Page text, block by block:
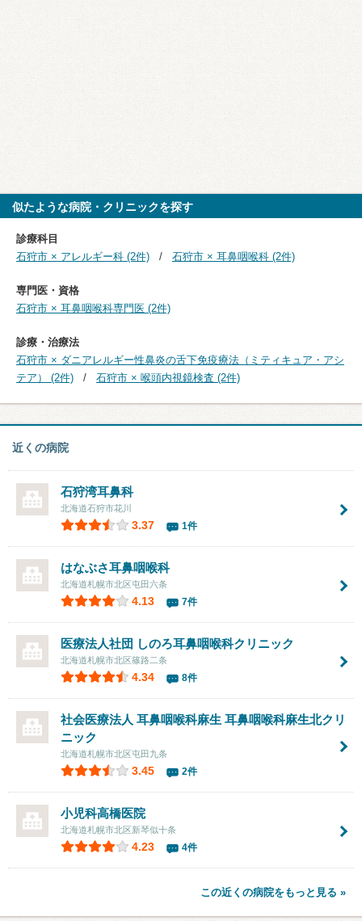
似たような病院・クリニックを探す
診療科目
石狩市 × アレルギー科 (2件)
石狩市 × 耳鼻咽喉科 (2件)
専門医・資格
石狩市 × 耳鼻咽喉科専門医 (2件)
診療・治療法
石狩市 × ダニアレルギー性鼻炎の舌下免疫療法（ミティキュア・アシ
テア） (2件)
石狩市 × 喉頭内視鏡検査 (2件)
近くの病院
石狩湾耳鼻科
北海道石狩市花川
3.37 1件
はなぶさ耳鼻咽喉科
北海道札幌市北区屯田六条
4.13 7件
医療法人社団 しのろ耳鼻咽喉科クリニック
北海道札幌市北区篠路二条
4.34 8件
社会医療法人 耳鼻咽喉科麻生 耳鼻咽喉科麻生北クリ
ニック
北海道札幌市北区屯田九条
3.45 2件
小児科高橋医院
北海道札幌市北区新琴似十条
4.23 4件
この近くの病院をもっと見る »